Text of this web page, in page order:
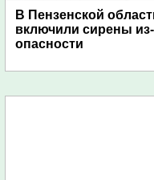
В Пензенской
включили сирены из-
опасности